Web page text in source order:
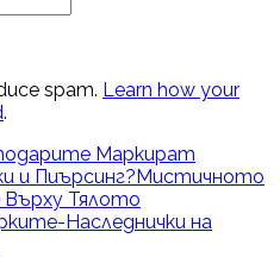
spam. Learn how your
.
Маркират
и Пиърсинг?Мистичното
Върху Тялото
Наследнички на